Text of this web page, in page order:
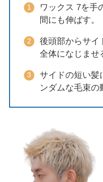
ワックス 7を手
間にも伸ばす。
後頭部からサイ
全体になじませ
サイドの短い髪
ンダムな毛束の